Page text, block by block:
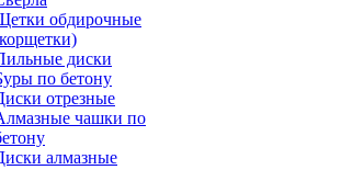
обдирочные
диски
по бетону
отрезные
чашки по
алмазные